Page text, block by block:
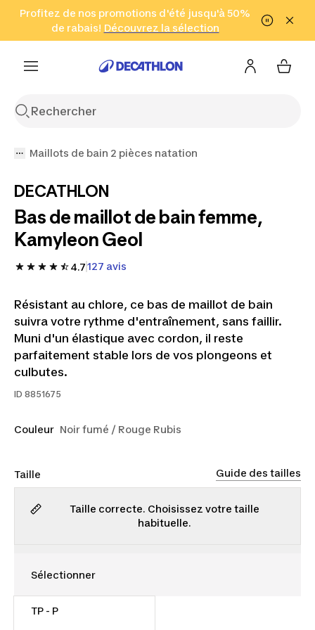
Aller à la recherche Aller au contenu Aller au pied de
Profitez de nos promotions d'été jusqu'à 50%
de rabais! Découvrez la sélection
Cliquez ici
en seulement 2 h!
(Zones sélectionnées)
Maillots de bain 2 pièces natation
DECATHLON
Bas de maillot de bain femme,
Kamyleon Geol
4.7127 avis
Résistant au chlore, ce bas de maillot de bain
suivra votre rythme d'entraînement, sans faillir.
Muni d'un élastique avec cordon, il reste
parfaitement stable lors de vos plongeons et
culbutes.
ID 8851675
Couleur Noir fumé / Rouge Rubis
Taille Guide des tailles
Taille correcte. Choisissez votre taille
habituelle.
TP - P